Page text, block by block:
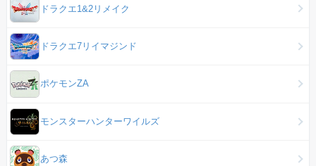
ドラクエ1&2リメイク
ドラクエ7リイマジンド
ポケモンZA
モンスターハンターワイルズ
あつ森